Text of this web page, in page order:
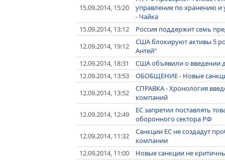
15.09.2014, 15:20
управление по хранению
- Чайка
15.09.2014, 13:12
Россия поддержит семь
12.09.2014, 19:12
США блокируют активы 5
Антей"
12.09.2014, 18:31
США объявили о введении
12.09.2014, 13:53
ОБОБЩЕНИЕ - Новые
12.09.2014, 13:52
СПРАВКА - Хронология
компаний
12.09.2014, 12:49
ЕС запретил поставлять
оборонного сектора РФ
12.09.2014, 11:32
Санкции ЕС не создадут
компании
12.09.2014, 11:00
Новые санкции не